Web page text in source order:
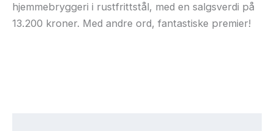
hjemmebryggeri i rustfrittstål, med en salgsverdi på
13.200 kroner. Med andre ord, fantastiske premier!